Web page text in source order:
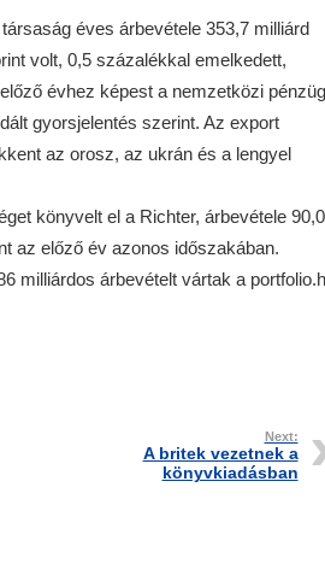
társaság éves árbevétele 353,7 milliárd
volt, 0,5 százalékkal emelkedett,
évhez képest a nemzetközi
gyorsjelentés szerint. Az export
az orosz, az ukrán és a lengyel
könyvelt el a Richter, árbevétele
az előző év azonos időszakában.
milliárdos árbevételt vártak a
Next:
A britek vezetnek a
könyvkiadásban